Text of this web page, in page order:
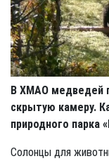
В ХМАО медведей
скрытую камеру.
природного парка
Солонцы для